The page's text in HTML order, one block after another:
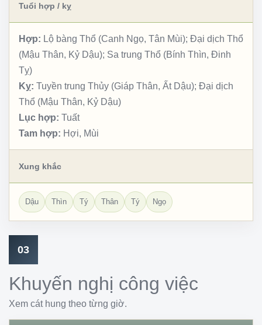
Tuổi hợp / kỵ
Hợp: Lộ bàng Thổ (Canh Ngọ, Tân Mùi); Đại dịch Thổ
(Mậu Thân, Kỷ Dậu); Sa trung Thổ (Bính Thìn, Đinh
Tỵ)
Kỵ: Tuyền trung Thủy (Giáp Thân, Ất Dậu); Đại dịch
Thổ (Mậu Thân, Kỷ Dậu)
Lục hợp: Tuất
Tam hợp: Hợi, Mùi
Xung khắc
Dậu Thìn Tý Thân Tý Ngọ
03
Khuyến nghị công việc
Xem cát hung theo từng giờ.